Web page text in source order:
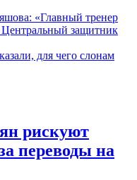
«Главный тренер
Центральный защитник
для чего слонам
рискуют
переводы на